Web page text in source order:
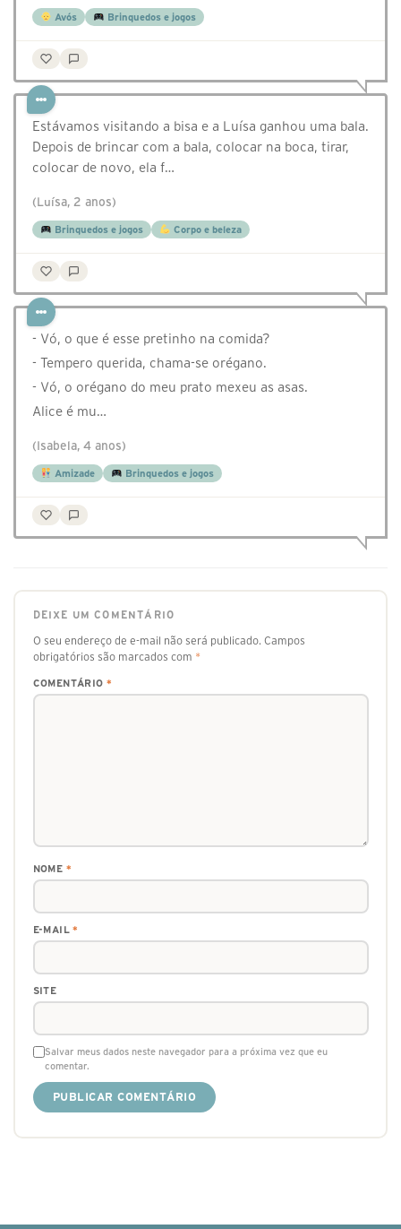
Avós Brinquedos e jogos
Estávamos visitando a bisa e a Luísa ganhou uma bala.
Depois de brincar com a bala, colocar na boca, tirar,
colocar de novo, ela f…
(Luísa, 2 anos)
Brinquedos e jogos Corpo e beleza
- Vó, o que é esse pretinho na comida?
- Tempero querida, chama-se orégano.
- Vó, o orégano do meu prato mexeu as asas.
Alice é mu…
(Isabela, 4 anos)
Amizade Brinquedos e jogos
DEIXE UM COMENTÁRIO
O seu endereço de e-mail não será publicado. Campos
obrigatórios são marcados com *
COMENTÁRIO *
NOME *
E-MAIL*
SITE
Salvar meus dados neste navegador para a próxima vez que eu
comentar.